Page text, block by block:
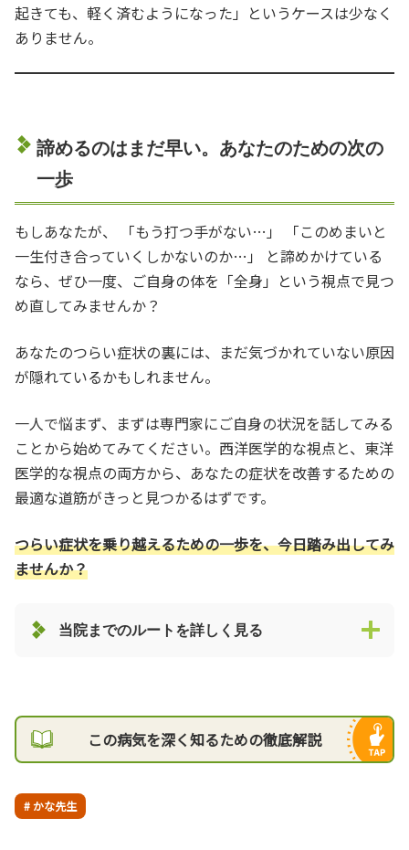
起きても、軽く済むようになった」というケースは少なく
ありません。
諦めるのはまだ早い。あなたのための次の
一歩
もしあなたが、 「もう打つ手がない…」 「このめまいと
一生付き合っていくしかないのか…」 と諦めかけている
なら、ぜひ一度、ご自身の体を「全身」という視点で見つ
め直してみませんか？
あなたのつらい症状の裏には、まだ気づかれていない原因
が隠れているかもしれません。
一人で悩まず、まずは専門家にご自身の状況を話してみる
ことから始めてみてください。西洋医学的な視点と、東洋
医学的な視点の両方から、あなたの症状を改善するための
最適な道筋がきっと見つかるはずです。
つらい症状を乗り越えるための一歩を、今日踏み出してみ
ませんか？
当院までのルートを詳しく見る
この病気を深く知るための徹底解説
# かな先生